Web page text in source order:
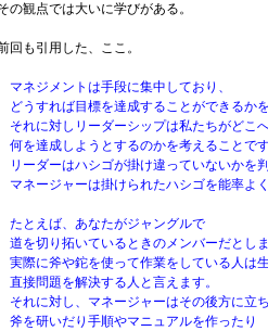
の観点では大いに学びがある。
回も引用した、ここ。
マネジメントは手段に集中しており、
どうすれば目標を達成することができるかを
それに対しリーダーシップは私たちがどこへ
何を達成しようとするのかを考えることです
リーダーはハシゴが掛け違っていないかを
マネージャーは掛けられたハシゴを能率よ
たとえば、あなたがジャングルで
道を切り拓いているときのメンバーだとしま
実際に斧や鉈を使って作業をしている人は生
直接問題を解決する人と言えます。
それに対し、マネージャーはその後方に立ち
斧を研いだり手順やマニュアルを作ったり